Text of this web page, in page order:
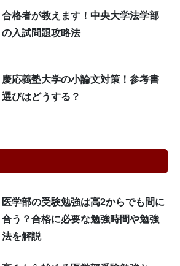
合格者が教えます！中央大学法学部
の入試問題攻略法
慶応義塾大学の小論文対策！参考書
選びはどうする？
医学部の受験勉強は高2からでも間に
合う？合格に必要な勉強時間や勉強
法を解説